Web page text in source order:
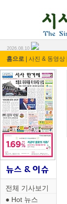
2026.08.10
홈으로 사진 & 동영상
전체 기사보기
● Hot 뉴스